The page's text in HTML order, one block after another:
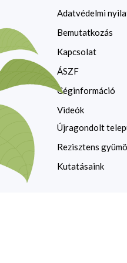
Adatvédelmi
Bemutatkozás
Kapcsolat
ÁSZF
Céginformáció
Videók
Újragondolt
Rezisztens
Kutatásaink